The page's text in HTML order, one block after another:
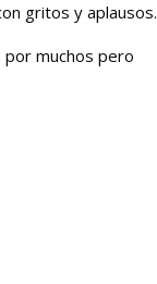
gritos y aplausos.
por muchos pero